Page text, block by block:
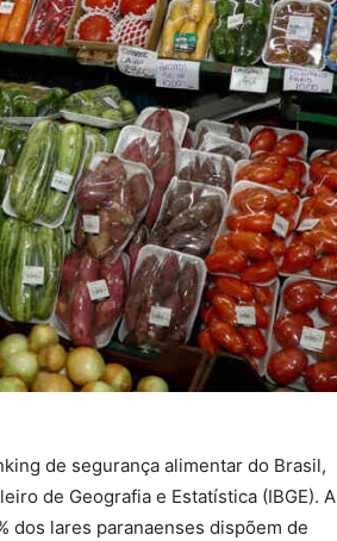
de segurança alimentar do Brasil,
de Geografia e Estatística (IBGE). A
dos lares paranaenses dispõem de